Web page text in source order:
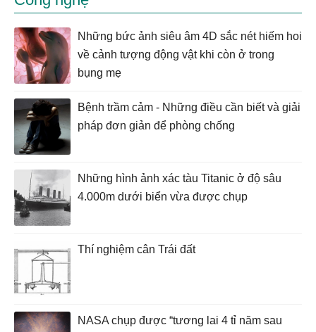
Những bức ảnh siêu âm 4D sắc nét hiếm hoi
về cảnh tượng động vật khi còn ở trong
bụng mẹ
Bệnh trầm cảm - Những điều cần biết và giải
pháp đơn giản để phòng chống
Những hình ảnh xác tàu Titanic ở độ sâu
4.000m dưới biển vừa được chụp
Thí nghiệm cân Trái đất
NASA chụp được “tương lai 4 tỉ năm sau